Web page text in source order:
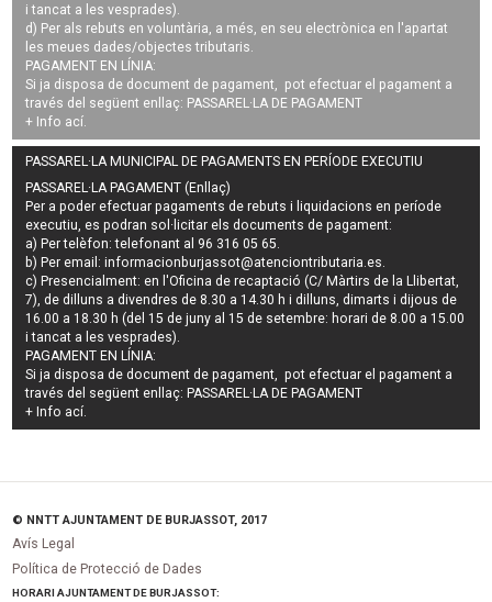
i tancat a les vesprades).
d) Per als rebuts en voluntària, a més, en seu electrònica en l'apartat
les meues dades/objectes tributaris.
PAGAMENT EN LÍNIA:
Si ja disposa de document de pagament, pot efectuar el pagament a
través del següent enllaç: PASSAREL·LA DE PAGAMENT
+ Info ací
PASSAREL·LA MUNICIPAL DE PAGAMENTS EN PERÍODE EXECUTIU
PASSAREL·LA PAGAMENT (Enllaç)
Per a poder efectuar pagaments derebuts i liquidacions en període
executiu, es podran sol·licitar els documents de pagament:
a) Per telèfon: telefonant al 96 316 05 65.
b) Per email:informacionburjassot@atenciontributaria.es.
c) Presencialment: en l'Oficina de recaptació (C/ Màrtirs de la Llibertat,
7), de dilluns a divendres de 8.30 a 14.30 h i dilluns, dimarts i dijous de
16.00 a 18.30 h (del 15 de juny al 15 de setembre: horari de 8.00 a 15.00
i tancat a les vesprades).
PAGAMENT EN LÍNIA:
Si ja disposa de document de pagament, pot efectuar el pagament a
través del següent enllaç: PASSAREL·LA DE PAGAMENT
+ Info ací.
© NNTT AJUNTAMENT DE BURJASSOT, 2017
Avís Legal
Política de Protecció de Dades
HORARI AJUNTAMENT DE BURJASSOT: